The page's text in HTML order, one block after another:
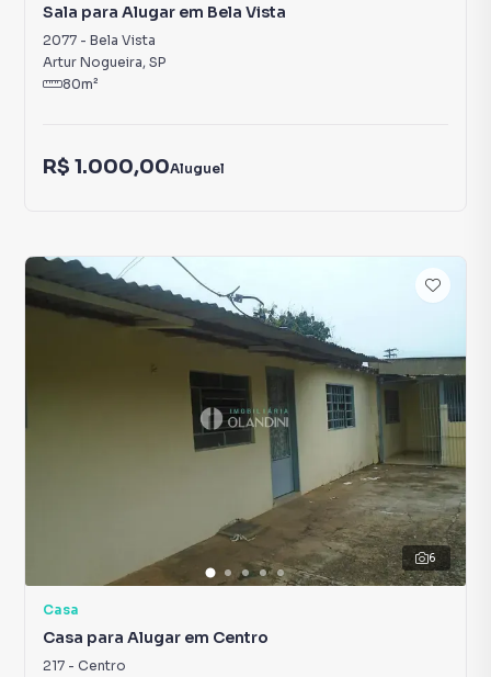
Sala para Alugar em Bela Vista
2077 - Bela Vista
Artur Nogueira, SP
80m²
R$ 1.000,00Aluguel
6
Casa
Casa para Alugar em Centro
217 - Centro